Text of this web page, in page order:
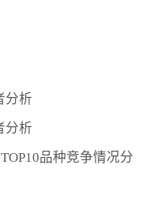
分析
分析
品种竞争情况分